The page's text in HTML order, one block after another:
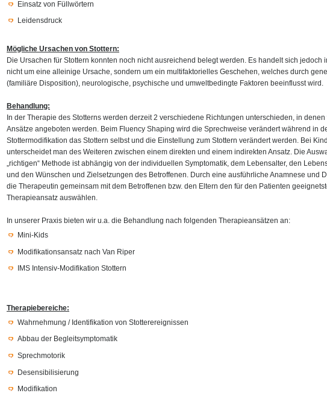
Einsatz von Füllwörtern
Leidensdruck
Mögliche Ursachen von Stottern:
Die Ursachen für Stottern konnten noch nicht ausreichend belegt werden. Es handelt sich jedoch
nicht um eine alleinige Ursache, sondern um ein multifaktorielles Geschehen, welches durch
(familiäre Disposition), neurologische, psychische und umweltbedingte Faktoren beeinflusst wird.
Behandlung:
In der Therapie des Stotterns werden derzeit 2 verschiedene Richtungen unterschieden, in
Ansätze angeboten werden. Beim Fluency Shaping wird die Sprechweise verändert während in
Stottermodifikation das Stottern selbst und die Einstellung zum Stottern verändert werden. Bei
unterscheidet man des Weiteren zwischen einem direkten und einem indirekten Ansatz. Die
„richtigen“ Methode ist abhängig von der individuellen Symptomatik, dem Lebensalter, den
und den Wünschen und Zielsetzungen des Betroffenen. Durch eine ausführliche Anamnese und
die Therapeutin gemeinsam mit dem Betroffenen bzw. den Eltern den für den Patienten
Therapieansatz auswählen.
In unserer Praxis bieten wir u.a. die Behandlung nach folgenden Therapieansätzen an:
Mini-Kids
Modifikationsansatz nach Van Riper
IMS Intensiv-Modifikation Stottern
Therapiebereiche:
Wahrnehmung / Identifikation von Stotterereignissen
Abbau der Begleitsymptomatik
Sprechmotorik
Desensibilisierung
Modifikation